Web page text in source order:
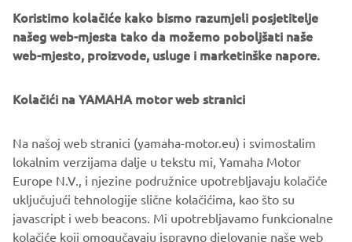
features such as Digital Electric Steering (DES), Yamaha’s
exclusive Total Tilt function and Thrust Enhancing Reverse
Exhaust (TERE), are complimented by the stunning new
looks inspired by the Yamaha’s flagship XTO.
The Yamaha 60th Anniversary GP tribute RIB is unveiled
September, the same day that the Yamaha's R1 race bikes
are presented in the same livery at Circuit Barcelona-
Catalunya and Circuit Paul Ricard.
Koristimo kolačiće kako bismo razumjeli posjetitelje
našeg web-mjesta tako da možemo poboljšati naše
web-mjesto, proizvode, usluge i marketinške napore.
Kolačići na YAMAHA motor web stranici
Na našoj web stranici (yamaha-motor.eu) i svimostalim
lokalnim verzijama dalje u tekstu mi, Yamaha Motor
Europe N.V., i njezine podružnice upotrebljavaju kolačiće
uključujući tehnologije slične kolačićima, kao što su
javascript i web beacons. Mi upotrebljavamo funkcionalne
kolačiće koji omogučavaju ispravno djelovanje naše web